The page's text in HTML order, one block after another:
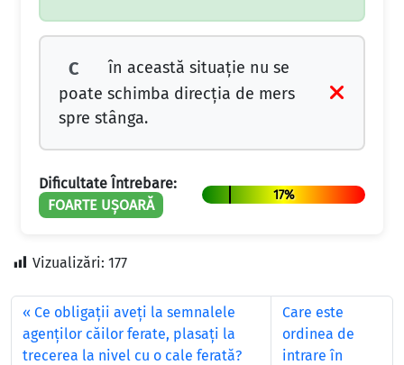
C
în această situaţie nu se
poate schimba direcţia de mers
spre stânga.
Dificultate Întrebare:
FOARTE UȘOARĂ
17%
Vizualizări: 177
Ce obligaţii aveţi la semnalele
agenţilor căilor ferate, plasaţi la
trecerea la nivel cu o cale ferată?
Care este
ordinea de
intrare în